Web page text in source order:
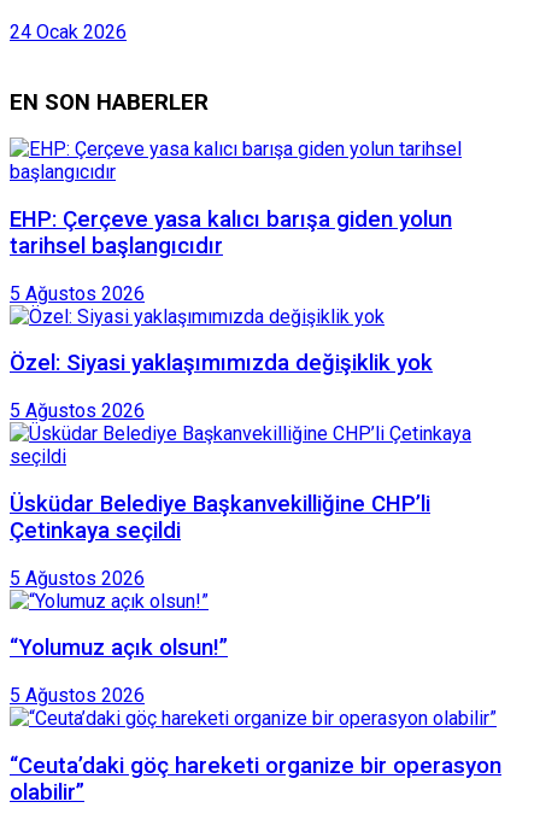
24 Ocak 2026
EN SON HABERLER
EHP: Çerçeve yasa kalıcı barışa giden yolun
tarihsel başlangıcıdır
5 Ağustos 2026
Özel: Siyasi yaklaşımımızda değişiklik yok
5 Ağustos 2026
Üsküdar Belediye Başkanvekilliğine CHP’li
Çetinkaya seçildi
5 Ağustos 2026
“Yolumuz açık olsun!”
5 Ağustos 2026
“Ceuta’daki göç hareketi organize bir operasyon
olabilir”